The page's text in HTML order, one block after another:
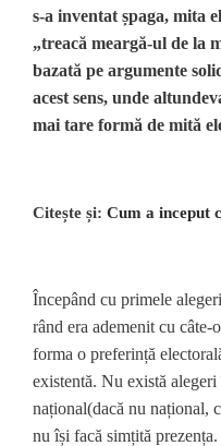
s-a inventat șpaga, mita
„treacă meargă-ul de la
bazată pe argumente
acest sens, unde
mai tare formă de mită
Citește și: Cum a inceput
Începând cu primele
rând era ademenit cu câte-
forma o preferință
existentă. Nu există
național(dacă nu național,
nu își facă simțită